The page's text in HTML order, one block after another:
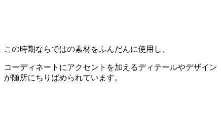
この時期ならではの素材をふんだんに使用し、
コーディネートにアクセントを加えるディテールやデザイン
が随所にちりばめられています。